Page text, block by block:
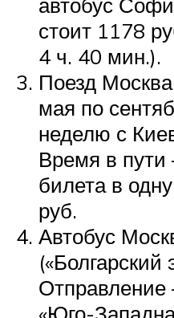
стоит 1178
4 ч. 40 мин.).
Поезд
мая по
неделю с
Время в
билета в
руб.
Автобус
(«Болгарский
Отправление